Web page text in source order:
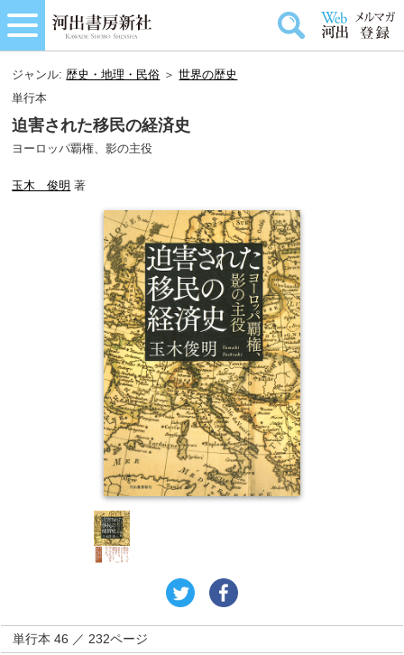
ジャンル:歴史・地理・民俗 ＞世界の歴史
単行本
迫害された移民の経済史
ヨーロッパ覇権、影の主役
玉木 俊明 著
単行本 46 ／ 232ページ